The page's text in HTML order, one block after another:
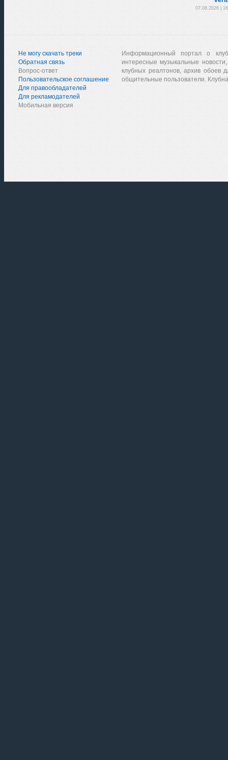
07.08.2026 |
Не могу скачать треки
Обратная связь
Вопрос-ответ
Пользовательское соглашение
Для правообладателей
Для рекламодателей
Мобильная версия
Информационный портал о
интересные музыкальные
клубных реалтонов, архив обоев
общительные пользователи.